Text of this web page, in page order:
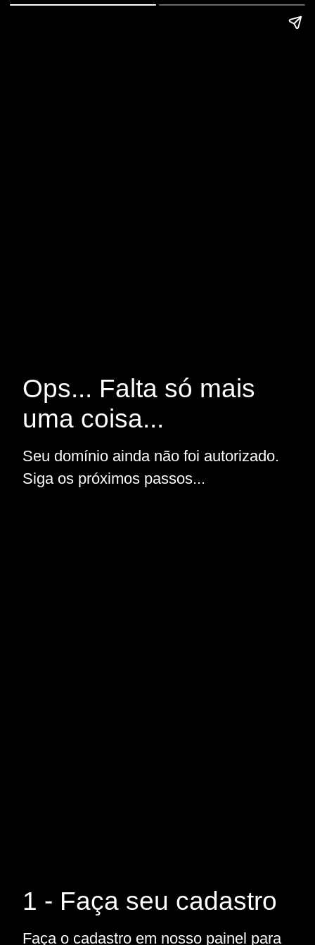
Ops... Falta só mais
uma coisa...
Seu domínio ainda não foi autorizado.
Siga os próximos passos...
1 - Faça seu cadastro
Faça o cadastro em nosso painel para